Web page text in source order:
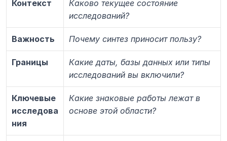
Контекст
Каково текущее состояние
исследований?
Важность Почему синтез приносит пользу?
Границы
Какие даты, базы данных или типы
исследований вы включили?
Ключевые
исследова
ния
Какие знаковые работы лежат в
основе этой области?